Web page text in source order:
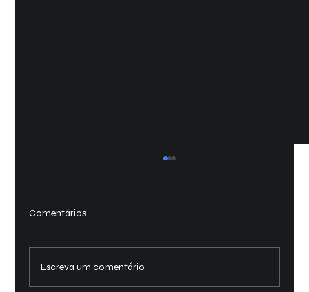
A suspensão e a direção são componentes
Comentários
Escreva um comentário